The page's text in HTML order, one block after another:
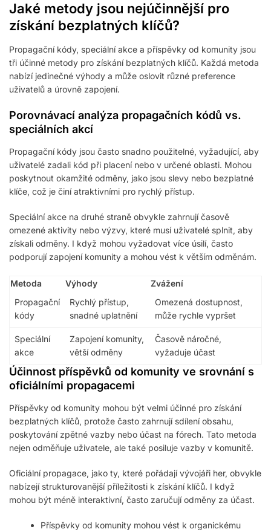
Jaké metody jsou nejúčinnější pro
získání bezplatných klíčů?
Propagační kódy, speciální akce a příspěvky od komunity jsou
tři účinné metody pro získání bezplatných klíčů. Každá metoda
nabízí jedinečné výhody a může oslovit různé preference
uživatelů a úrovně zapojení.
Porovnávací analýza propagačních kódů vs.
speciálních akcí
Propagační kódy jsou často snadno použitelné, vyžadující, aby
uživatelé zadali kód při placení nebo v určené oblasti. Mohou
poskytnout okamžité odměny, jako jsou slevy nebo bezplatné
klíče, což je činí atraktivními pro rychlý přístup.
Speciální akce na druhé straně obvykle zahrnují časově
omezené aktivity nebo výzvy, které musí uživatelé splnit, aby
získali odměny. I když mohou vyžadovat více úsilí, často
podporují zapojení komunity a mohou vést k větším odměnám.
Metoda Výhody
Zvážení
Propagační
kódy
Rychlý přístup,
snadné uplatnění
Omezená dostupnost,
může rychle vypršet
Speciální
akce
Zapojení komunity,
větší odměny
Časově náročné,
vyžaduje účast
Účinnost příspěvků od komunity ve srovnání s
oficiálními propagacemi
Příspěvky od komunity mohou být velmi účinné pro získání
bezplatných klíčů, protože často zahrnují sdílení obsahu,
poskytování zpětné vazby nebo účast na fórech. Tato metoda
nejen odměňuje uživatele, ale také posiluje vazby v komunitě.
Oficiální propagace, jako ty, které pořádají vývojáři her, obvykle
nabízejí strukturovanější příležitosti k získání klíčů. I když
mohou být méně interaktivní, často zaručují odměny za účast.
Příspěvky od komunity mohou vést k organickému